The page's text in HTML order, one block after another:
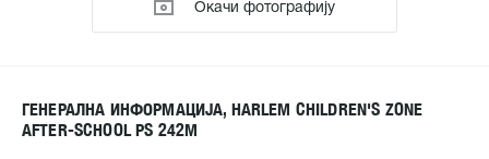
Окачи фотографију
ГЕНЕРАЛНА ИНФОРМАЦИЈА, HARLEM CHILDREN'S ZONE
AFTER-SCHOOL PS 242M